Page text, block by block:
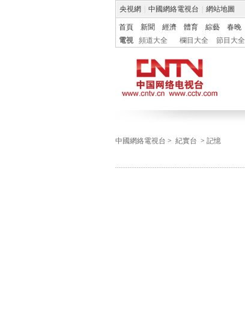
央視網 中國網絡電視台 網站地圖
首頁 新聞 經濟 體育 綜藝 春晚
電視
頻道大全 欄目大全 節目大全
中國網絡電視台 > 紀實台 > 記憶